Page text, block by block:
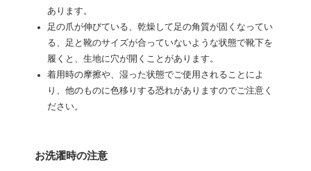
あります。
足の爪が伸びている、乾燥して足の角質が固くなってい
る、足と靴のサイズが合っていないような状態で靴下を
履くと、生地に穴が開くことがあります。
着用時の摩擦や、湿った状態でご使用されることによ
り、他のものに色移りする恐れがありますのでご注意く
ださい。
お洗濯時の注意